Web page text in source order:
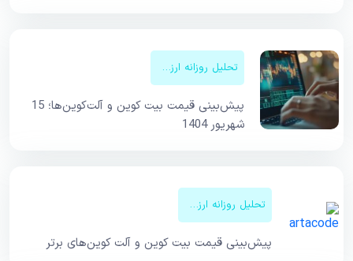
تحلیل روزانه ارزهای دیجیتال
پیش‌بینی قیمت بیت کوین و آلت‌کوین‌ها؛ 15
شهریور 1404
تحلیل روزانه ارزهای دیجیتال
پیش‌بینی قیمت‌ بیت کوین و آلت کوین‌های برتر